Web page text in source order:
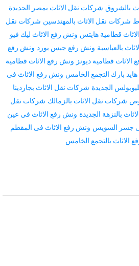
بالشروق شركات نقل الاثاث بمصر الجديدة
شركات نقل الاثاث بالمهندسين شركات نقل
قطامية هايتس ونش رفع الاثاث ليك فيو
بالعباسية ونش رفع جبس بورد ونش رفع
قطامية ديونز ونش رفع الاثاث قطامية
بارك التجمع الخامس ونش رفع الاثاث فى
الجديدة شركات نقل الاثاث بجاردينا
شركات نقل الاثاث بالزمالك شركات نقل
بالنزهة الجديدة ونش رفع الاثاث فى عين
جسر السويس ونش رفع الاثاث فى المقطم
الاثاث بالتجمع الخامس